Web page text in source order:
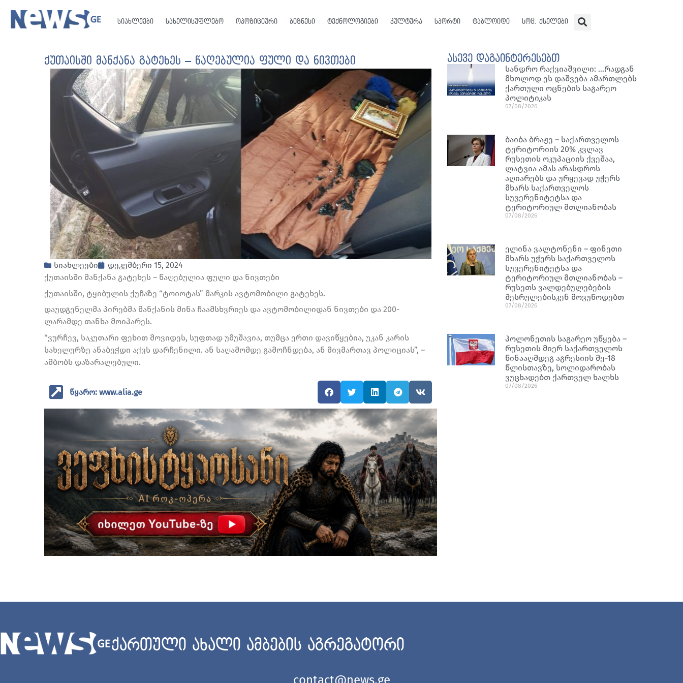
სიახლეები სახელისუფლებო ოპოზიციური ბიზნესი ტექნოლოგიები კულტურა სპორტი ტაბლოიდი სოც. ქსელები
ქუთაისში მანქანა გატეხეს – წაღებულია ფული და ნივთები
სიახლეები
დეკემბერი 15, 2024
ქუთაისში მანქანა გატეხეს – წაღებულია ფული და ნივთები
ქუთაისში, ტყიბულის ქუჩაზე “ტოიოტას” მარკის ავტომობილი გატეხეს.
დაუდგენელმა პირებმა მანქანის მინა ჩაამსხვრიეს და ავტომობილიდან ნივთები და 200-
ლარამდე თანხა მოიპარეს.
“ვურჩევ, საკუთარი ფეხით მოვიდეს, სუფთად უმუშავია, თუმცა ერთი დავიწყებია, უკან კარის
სახელურზე ანაბეჭდი აქვს დარჩენილი. ან საღამომდე გამოჩნდება, ან მივმართავ პოლიციას”, –
ამბობს დაზარალებული.
წყარო: www.alia.ge
ასევე დაგაინტერესებთ
სანდრო რაქვიაშვილი: …რადგან
მხოლოდ ეს დაშვება ამართლებს
ქართული ოცნების საგარეო
პოლიტიკას
07/08/2026
ბაიბა ბრაჟე – საქართველოს
ტერიტორიის 20% კვლავ
რუსეთის ოკუპაციის ქვეშაა,
ლატვია ამას არასდროს
აღიარებს და ურყევად უჭერს
მხარს საქართველოს
სუვერენიტეტსა და
ტერიტორიულ მთლიანობას
07/08/2026
ელინა ვალტონენი – ფინეთი
მხარს უჭერს საქართველოს
სუვერენიტეტსა და
ტერიტორიულ მთლიანობას –
რუსეთს ვალდებულებების
შესრულებისკენ მოვუწოდებთ
07/08/2026
პოლონეთის საგარეო უწყება –
რუსეთის მიერ საქართველოს
წინააღმდეგ აგრესიის მე-18
წლისთავზე, სოლიდარობას
ვუცხადებთ ქართველ ხალხს
07/08/2026
ქართული ახალი ამბების აგრეგატორი
contact@news.ge